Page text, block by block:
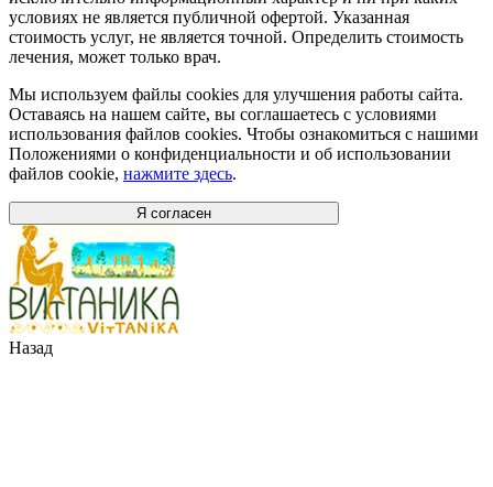
условиях не является публичной офертой. Указанная
стоимость услуг, не является точной. Определить стоимость
лечения, может только врач.
Мы используем файлы cookies для улучшения работы сайта.
Оставаясь на нашем сайте, вы соглашаетесь с условиями
использования файлов cookies. Чтобы ознакомиться с нашими
Положениями о конфиденциальности и об использовании
файлов cookie, нажмите здесь.
Я согласен
Назад